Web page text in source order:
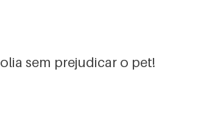
sem prejudicar o pet!